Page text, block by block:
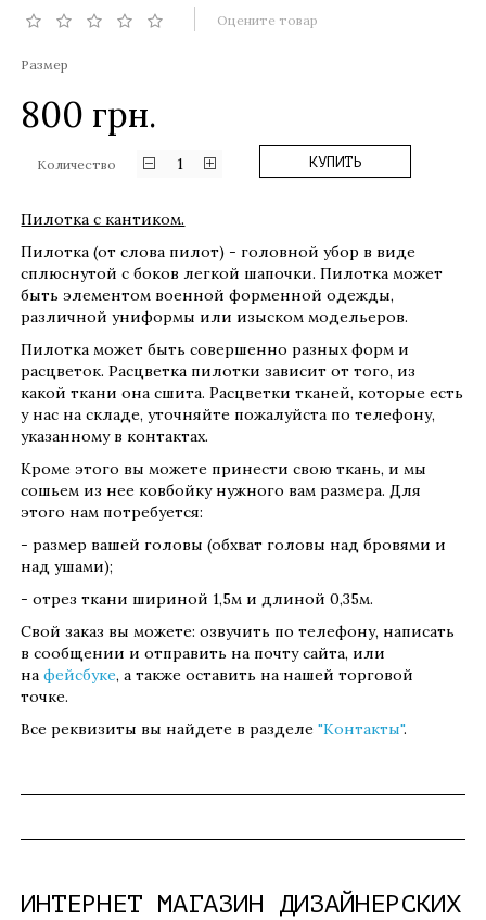
Оцените товар
Размер
800 грн.
Количество 1 КУПИТЬ
Пилотка с кантиком.
Пилотка (от слова пилот) - головной убор в виде
сплюснутой с боков легкой шапочки. Пилотка может
быть элементом военной форменной одежды,
различной униформы или изыском модельеров.
Пилотка может быть совершенно разных форм и
расцветок. Расцветка пилотки зависит от того, из
какой ткани она сшита. Расцветки тканей, которые есть
у нас на складе, уточняйте пожалуйста по телефону,
указанному в контактах.
Кроме этого вы можете принести свою ткань, и мы
сошьем из нее ковбойку нужного вам размера. Для
этого нам потребуется:
- размер вашей головы (обхват головы над бровями и
над ушами);
- отрез ткани шириной 1,5м и длиной 0,35м.
Свой заказ вы можете: озвучить по телефону, написать
в сообщении и отправить на почту сайта, или
нафейсбуке, а также оставить на нашей торговой
точке.
Все реквизиты вы найдете в разделе"Контакты".
ИНТЕРНЕТ МАГАЗИН ДИЗАЙНЕРСКИХ